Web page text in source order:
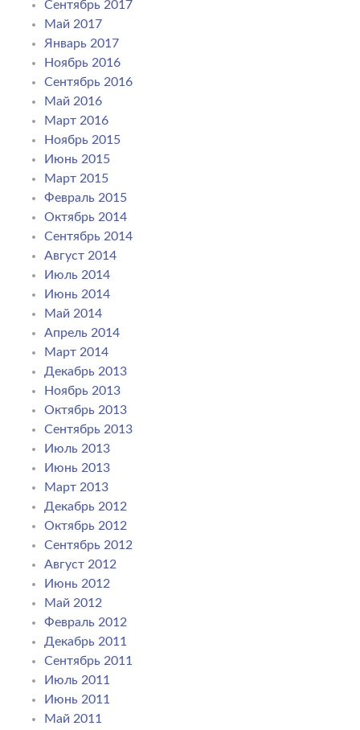
Сентябрь 2017
Май 2017
Январь 2017
Ноябрь 2016
Сентябрь 2016
Май 2016
Март 2016
Ноябрь 2015
Июнь 2015
Март 2015
Февраль 2015
Октябрь 2014
Сентябрь 2014
Август 2014
Июль 2014
Июнь 2014
Май 2014
Апрель 2014
Март 2014
Декабрь 2013
Ноябрь 2013
Октябрь 2013
Сентябрь 2013
Июль 2013
Июнь 2013
Март 2013
Декабрь 2012
Октябрь 2012
Сентябрь 2012
Август 2012
Июнь 2012
Май 2012
Февраль 2012
Декабрь 2011
Сентябрь 2011
Июль 2011
Июнь 2011
Май 2011